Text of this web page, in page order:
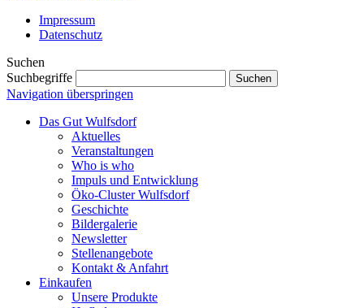
Impressum
Datenschutz
Suchen
Suchbegriffe
Suchen
Navigation überspringen
Das Gut Wulfsdorf
Aktuelles
Veranstaltungen
Who is who
Impuls und Entwicklung
Öko-Cluster Wulfsdorf
Geschichte
Bildergalerie
Newsletter
Stellenangebote
Kontakt & Anfahrt
Einkaufen
Unsere Produkte